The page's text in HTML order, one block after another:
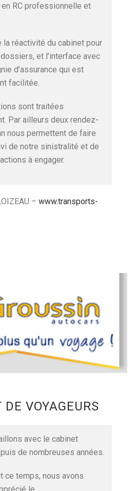
RC professionnelle et
la réactivité du cabinet pour
et l’interface avec
d’assurance qui est
facilitée.
sont traitées
Par ailleurs deux rendez-
nous permettent de faire
de notre sinistralité et de
à engager.
– www.transports-
VOYAGEURS
avec le cabinet
de nombreuses années.
ce temps, nous avons
le